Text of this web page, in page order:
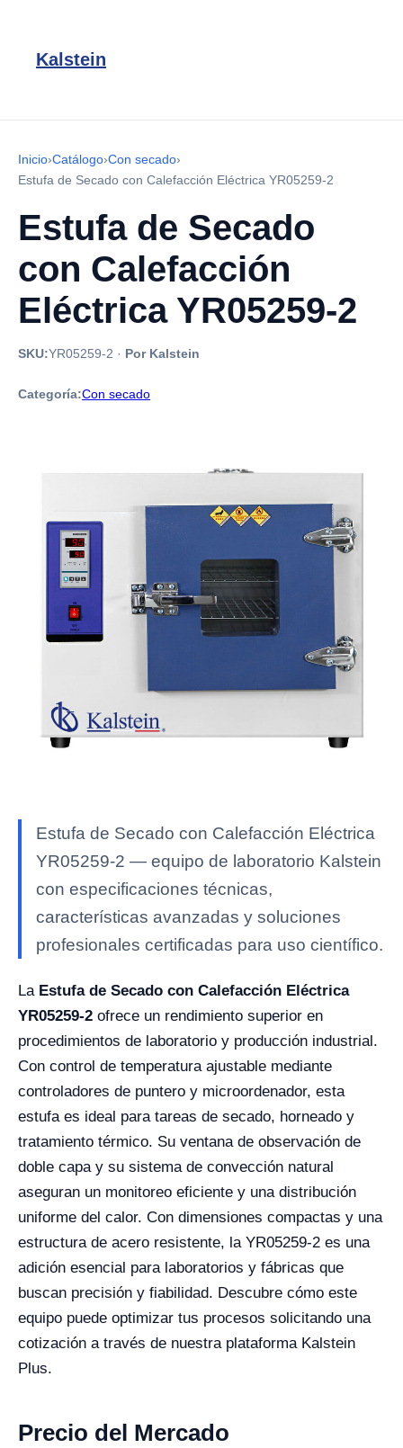
Kalstein
Inicio›Catálogo›Con secado›
Estufa de Secado con Calefacción Eléctrica YR05259-2
Estufa de Secado
con Calefacción
Eléctrica YR05259-2
SKU:YR05259-2 · Por Kalstein
Categoría:Con secado
Estufa de Secado con Calefacción Eléctrica
YR05259-2 — equipo de laboratorio Kalstein
con especificaciones técnicas,
características avanzadas y soluciones
profesionales certificadas para uso científico.
La Estufa de Secado con Calefacción Eléctrica
YR05259-2 ofrece un rendimiento superior en
procedimientos de laboratorio y producción industrial.
Con control de temperatura ajustable mediante
controladores de puntero y microordenador, esta
estufa es ideal para tareas de secado, horneado y
tratamiento térmico. Su ventana de observación de
doble capa y su sistema de convección natural
aseguran un monitoreo eficiente y una distribución
uniforme del calor. Con dimensiones compactas y una
estructura de acero resistente, la YR05259-2 es una
adición esencial para laboratorios y fábricas que
buscan precisión y fiabilidad. Descubre cómo este
equipo puede optimizar tus procesos solicitando una
cotización a través de nuestra plataforma Kalstein
Plus.
Precio del Mercado